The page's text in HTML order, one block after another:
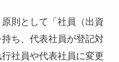
則として「社員（出資
ち、代表社員が登記対
社員や代表社員に変更